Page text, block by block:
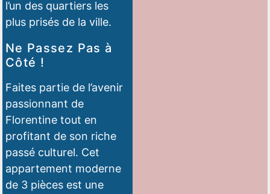
l’un des quartiers les
plus prisés de la ville.
Ne Passez Pas à
Côté !
Faites partie de l’avenir
passionnant de
Florentine tout en
profitant de son riche
passé culturel. Cet
appartement moderne
de 3 pièces est une